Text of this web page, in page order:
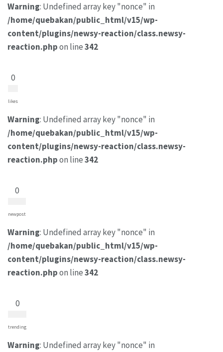
Warning: Undefined array key "nonce" in
/home/quebakan/public_html/v15/wp-
content/plugins/newsy-reaction/class.newsy-
reaction.phpon line342
0
likes
Warning: Undefined array key "nonce" in
/home/quebakan/public_html/v15/wp-
content/plugins/newsy-reaction/class.newsy-
reaction.phpon line342
0
newpost
Warning: Undefined array key "nonce" in
/home/quebakan/public_html/v15/wp-
content/plugins/newsy-reaction/class.newsy-
reaction.phpon line342
0
trending
Warning: Undefined array key "nonce" in